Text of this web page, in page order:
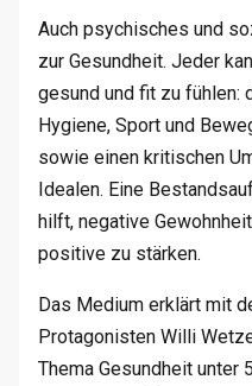
Auch psychisches und
zur Gesundheit. Jeder
gesund und fit zu fühlen:
Hygiene, Sport und
sowie einen kritischen
Idealen. Eine
hilft, negative
positive zu stärken.
Das Medium erklärt mit
Protagonisten Willi
Thema Gesundheit unter